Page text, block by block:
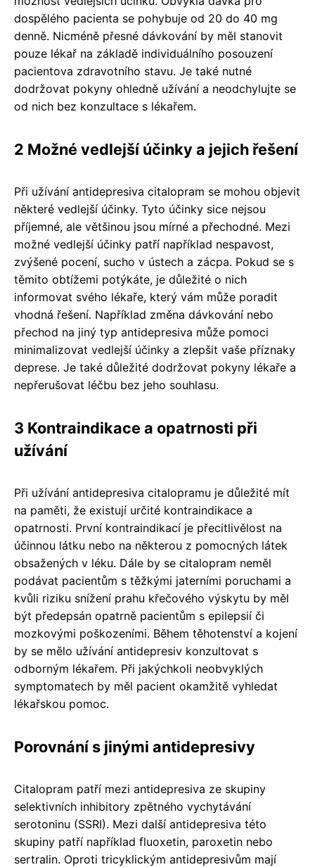
dospělého pacienta se pohybuje od 20 do 40 mg
denně. Nicméně přesné dávkování by měl stanovit
pouze lékař na základě individuálního posouzení
pacientova zdravotního stavu. Je také nutné
dodržovat pokyny ohledně užívání a neodchylujte se
od nich bez konzultace s lékařem.
2 Možné vedlejší účinky a jejich řešení
Při užívání antidepresiva citalopram se mohou objevit
některé vedlejší účinky. Tyto účinky sice nejsou
příjemné, ale většinou jsou mírné a přechodné. Mezi
možné vedlejší účinky patří například nespavost,
zvýšené pocení, sucho v ústech a zácpa. Pokud se s
těmito obtížemi potýkáte, je důležité o nich
informovat svého lékaře, který vám může poradit
vhodná řešení. Například změna dávkování nebo
přechod na jiný typ antidepresiva může pomoci
minimalizovat vedlejší účinky a zlepšit vaše příznaky
deprese. Je také důležité dodržovat pokyny lékaře a
nepřerušovat léčbu bez jeho souhlasu.
3 Kontraindikace a opatrnosti při
užívání
Při užívání antidepresiva citalopramu je důležité mít
na paměti, že existují určité kontraindikace a
opatrnosti. První kontraindikací je přecitlivělost na
účinnou látku nebo na některou z pomocných látek
obsažených v léku. Dále by se citalopram neměl
podávat pacientům s těžkými jaterními poruchami a
kvůli riziku snížení prahu křečového výskytu by měl
být předepsán opatrně pacientům s epilepsií či
mozkovými poškozeními. Během těhotenství a kojení
by se mělo užívání antidepresiv konzultovat s
odborným lékařem. Při jakýchkoli neobvyklých
symptomatech by měl pacient okamžitě vyhledat
lékařskou pomoc.
Porovnání s jinými antidepresivy
Citalopram patří mezi antidepresiva ze skupiny
selektivních inhibitory zpětného vychytávání
serotoninu (SSRI). Mezi další antidepresiva této
skupiny patří například fluoxetin, paroxetin nebo
sertralin. Oproti tricyklickým antidepresivům mají